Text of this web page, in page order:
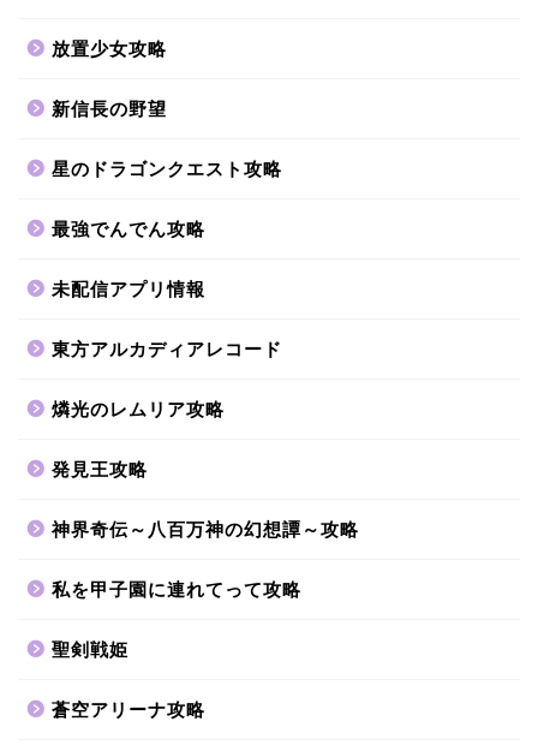
放置少女攻略
新信長の野望
星のドラゴンクエスト攻略
最強でんでん攻略
未配信アプリ情報
東方アルカディアレコード
燐光のレムリア攻略
発見王攻略
神界奇伝～八百万神の幻想譚～攻略
私を甲子園に連れてって攻略
聖剣戦姫
蒼空アリーナ攻略